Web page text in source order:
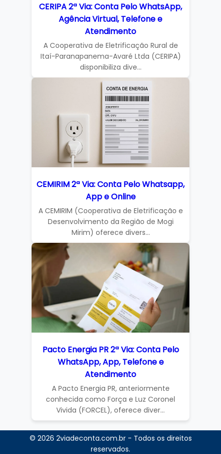
CERIPA 2ª Via: Conta Pelo WhatsApp,
Agência Virtual, Telefone e
Atendimento
A Cooperativa de Eletrificação Rural de
Itaí-Paranapanema-Avaré Ltda (CERIPA)
disponibiliza dive...
CEMIRIM 2ª Via: Conta Pelo Whatsapp,
App e Online
A CEMIRIM (Cooperativa de Eletrificação e
Desenvolvimento da Região de Mogi
Mirim) oferece divers...
Pacto Energia PR 2ª Via: Conta Pelo
WhatsApp, App, Telefone e
Atendimento
A Pacto Energia PR, anteriormente
conhecida como Força e Luz Coronel
Vivida (FORCEL), oferece diver...
© 2026 2viadeconta.com.br - Todos os direitos
reservados.